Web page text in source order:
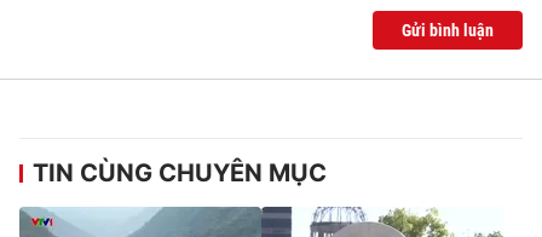
Gửi bình luận
TIN CÙNG CHUYÊN MỤC